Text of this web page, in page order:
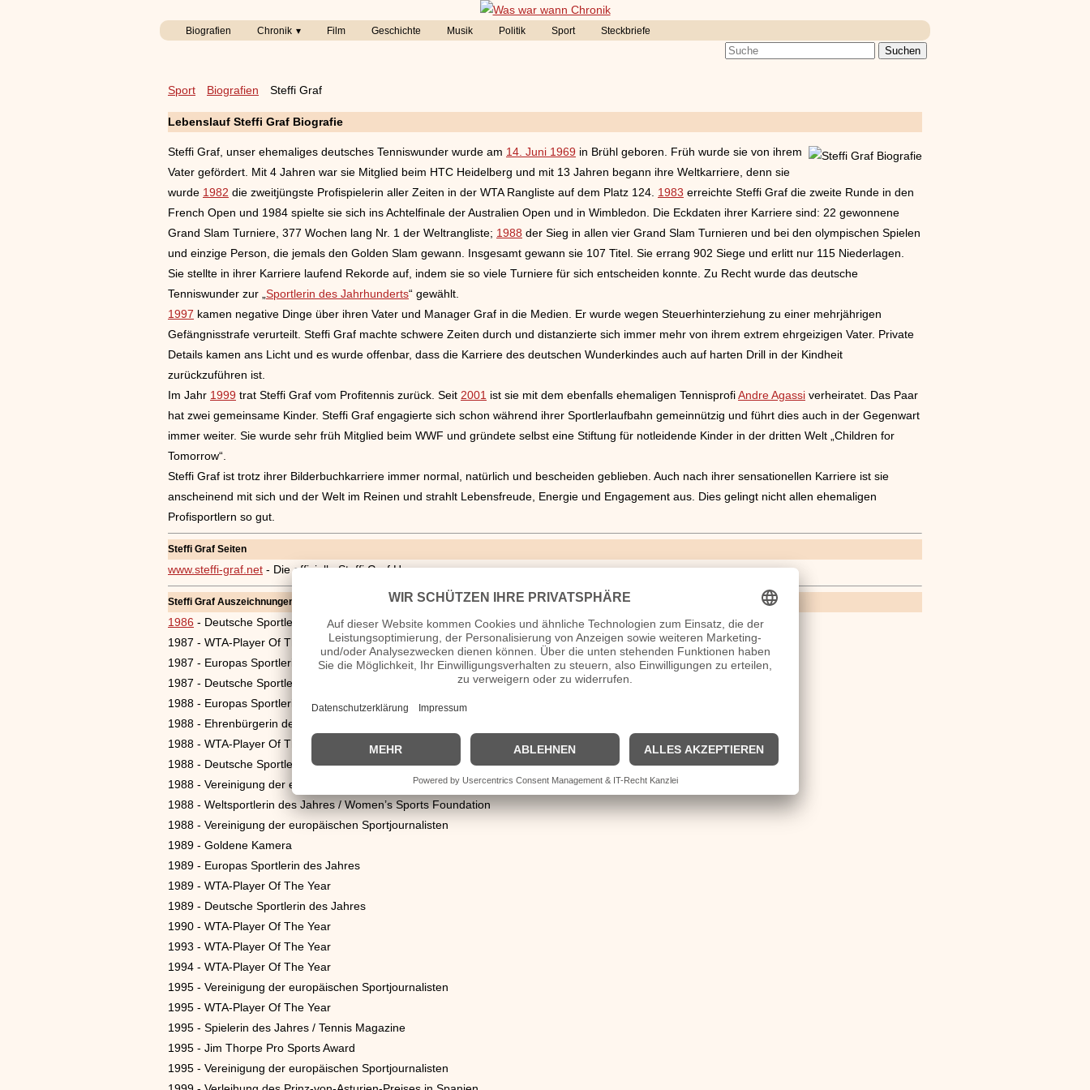
Biografien Chronik Film Geschichte Musik Politik Sport Steckbriefe
Sport Biografien Steffi Graf
Lebenslauf Steffi Graf Biografie
Steffi Graf, unser ehemaliges deutsches Tenniswunder wurde am 14. Juni 1969 in Brühl geboren. Früh wurde sie von ihrem
Vater gefördert. Mit 4 Jahren war sie Mitglied beim HTC Heidelberg und mit 13 Jahren begann ihre Weltkarriere, denn sie
wurde 1982 die zweitjüngste Profispielerin aller Zeiten in der WTA Rangliste auf dem Platz 124. 1983 erreichte Steffi Graf die zweite Runde in den
French Open und 1984 spielte sie sich ins Achtelfinale der Australien Open und in Wimbledon. Die Eckdaten ihrer Karriere sind: 22 gewonnene
Grand Slam Turniere, 377 Wochen lang Nr. 1 der Weltrangliste; 1988 der Sieg in allen vier Grand Slam Turnieren und bei den olympischen Spielen
und einzige Person, die jemals den Golden Slam gewann. Insgesamt gewann sie 107 Titel. Sie errang 902 Siege und erlitt nur 115 Niederlagen.
Sie stellte in ihrer Karriere laufend Rekorde auf, indem sie so viele Turniere für sich entscheiden konnte. Zu Recht wurde das deutsche
Tenniswunder zur „ Sportlerin des Jahrhunderts“ gewählt.
1997 kamen negative Dinge über ihren Vater und Manager Graf in die Medien. Er wurde wegen Steuerhinterziehung zu einer mehrjährigen
Gefängnisstrafe verurteilt. Steffi Graf machte schwere Zeiten durch und distanzierte sich immer mehr von ihrem extrem ehrgeizigen Vater. Private
Details kamen ans Licht und es wurde offenbar, dass die Karriere des deutschen Wunderkindes auch auf harten Drill in der Kindheit
zurückzuführen ist.
Im Jahr 1999 trat Steffi Graf vom Profitennis zurück. Seit 2001 ist sie mit dem ebenfalls ehemaligen TennisprofiAndre Agassi verheiratet. Das Paar
hat zwei gemeinsame Kinder. Steffi Graf engagierte sich schon während ihrer Sportlerlaufbahn gemeinnützig und führt dies auch in der Gegenwart
immer weiter. Sie wurde sehr früh Mitglied beim WWF und gründete selbst eine Stiftung für notleidende Kinder in der dritten Welt „Children for
Tomorrow“.
Steffi Graf ist trotz ihrer Bilderbuchkarriere immer normal, natürlich und bescheiden geblieben. Auch nach ihrer sensationellen Karriere ist sie
anscheinend mit sich und der Welt im Reinen und strahlt Lebensfreude, Energie und Engagement aus. Dies gelingt nicht allen ehemaligen
Profisportlern so gut.
Steffi Graf Seiten
www.steffi-graf.net - Die offizielle Steffi Graf Homepage
Steffi Graf Auszeichnungen
1986 - Deutsche Sportlerin des Jahres
1987 - WTA-Player Of The Year
1987 - Europas Sportlerin des Jahres
1987 - Deutsche Sportlerin des Jahres
1988 - Europas Sportlerin des Jahres
1988 - Ehrenbürgerin der Gemeinde Brühl
1988 - WTA-Player Of The Year
1988 - Deutsche Sportlerin des Jahres
1988 - Vereinigung der europäischen Sportjournalisten
1988 - Weltsportlerin des Jahres / Women’s Sports Foundation
1988 - Vereinigung der europäischen Sportjournalisten
1989 - Goldene Kamera
1989 - Europas Sportlerin des Jahres
1989 - WTA-Player Of The Year
1989 - Deutsche Sportlerin des Jahres
1990 - WTA-Player Of The Year
1993 - WTA-Player Of The Year
1994 - WTA-Player Of The Year
1995 - Vereinigung der europäischen Sportjournalisten
1995 - WTA-Player Of The Year
1995 - Spielerin des Jahres / Tennis Magazine
1995 - Jim Thorpe Pro Sports Award
1995 - Vereinigung der europäischen Sportjournalisten